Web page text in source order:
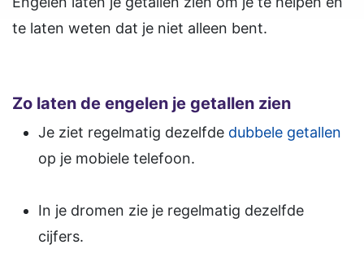
te laten weten dat je niet alleen bent.
Zo laten de engelen je getallen zien
Je ziet regelmatig dezelfde dubbele getallen
op je mobiele telefoon.
In je dromen zie je regelmatig dezelfde
cijfers.